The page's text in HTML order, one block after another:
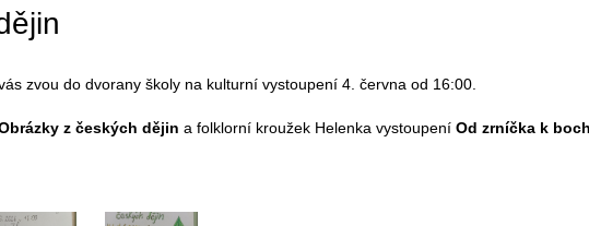
zvou do dvorany školy na kulturní vystoupení 4. června od 16:00.
z českých dějin a folklorní kroužek Helenka vystoupení Od zrníčka k